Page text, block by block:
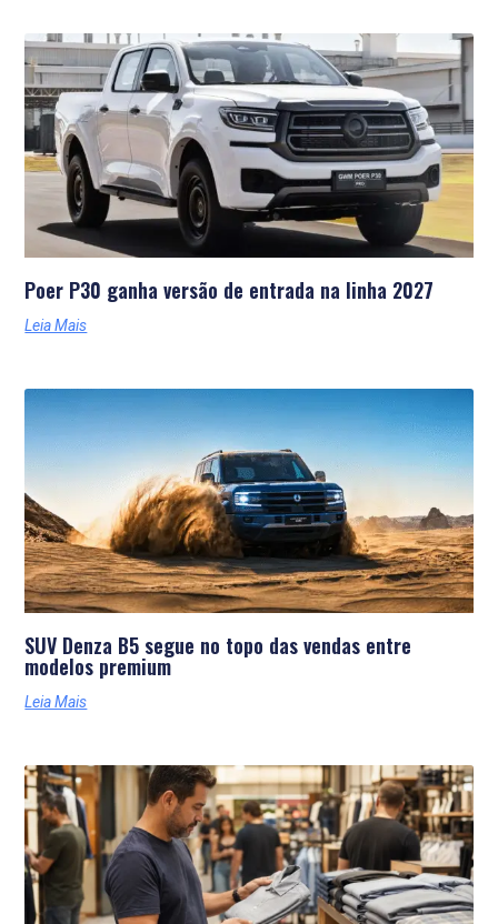
Poer P30 ganha versão de entrada na linha 2027
Leia Mais
SUV Denza B5 segue no topo das vendas entre
modelos premium
Leia Mais